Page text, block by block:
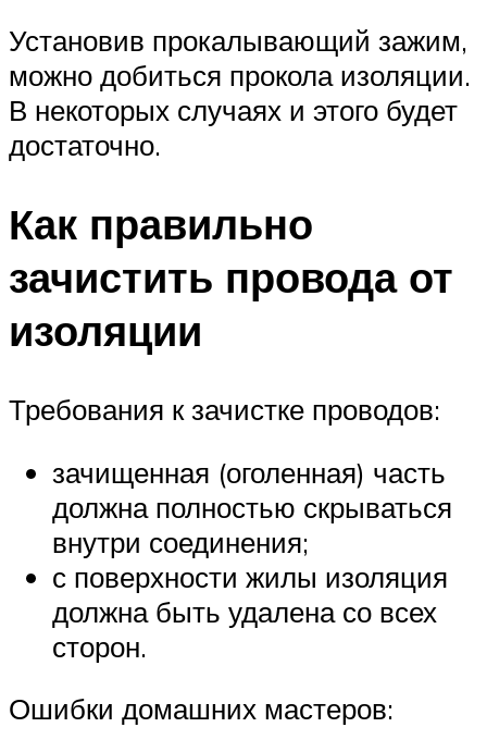
Установив прокалывающий зажим,
можно добиться прокола изоляции.
В некоторых случаях и этого будет
достаточно.
Как правильно
зачистить провода от
изоляции
Требования к зачистке проводов:
зачищенная (оголенная) часть
должна полностью скрываться
внутри соединения;
с поверхности жилы изоляция
должна быть удалена со всех
сторон.
Ошибки домашних мастеров: